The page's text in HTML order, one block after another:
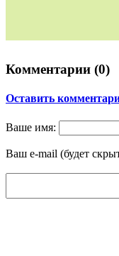
Комментарии (0)
Оставить
Ваше имя:
Ваш e-mail (будет